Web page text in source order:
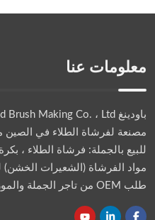
معلومات عنا
باودينغ Yingtesheng Bristle and Brush Making Co. ، Ltd.
للبيع بالجملة: فرشاة الطلاء ،
مواد الفرشاة (الشعيرات الخشن)
طلب OEM من تاجر الجملة والموزع